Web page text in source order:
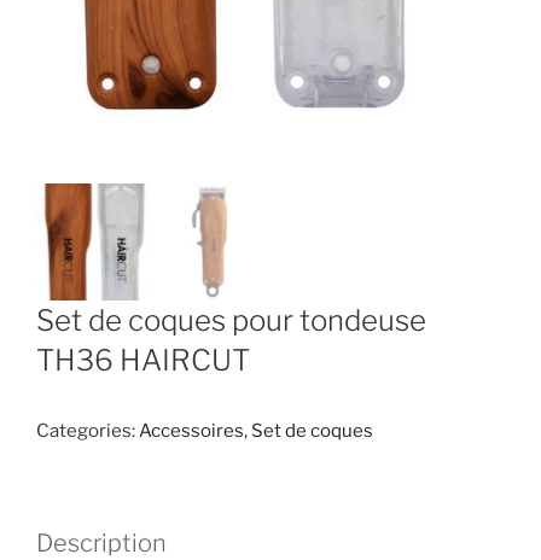
Set de coques pour tondeuse
TH36 HAIRCUT
Categories:Accessoires, Set de coques
Description